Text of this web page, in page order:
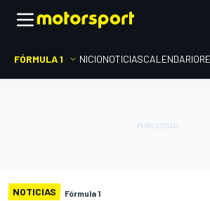
FÓRMULA 1 INICIONOTICIASCALENDARIO
NOTICIAS Fórmula 1